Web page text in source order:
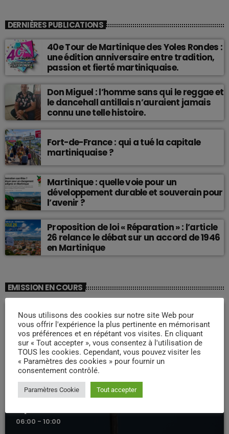
DERNIÈRES PUBLICATIONS
40e Tour de Martinique des Yoles Rondes :
une édition anniversaire entre tradition,
passion et fierté martiniquaise.
Don Miguel : l’homme sans qui le reggae et
le dancehall antillais n’auraient jamais
connu une telle histoire.
Fort-de-France : qui a tué la capitale
martiniquaise ?
Martinique : quelle voie pour un
développement durable et souverain pour
l’avenir ?
Proposition de loi « Réparation » : l’article
26 relance le débat sur un accord de 1946
en Martinique
EMISSION EN COURS
LA MATINALE
06:00 - 10:00
Nous utilisons des cookies sur notre site Web pour
vous offrir l'expérience la plus pertinente en mémorisant
vos préférences et en répétant vos visites. En cliquant
sur « Tout accepter », vous consentez à l'utilisation de
TOUS les cookies. Cependant, vous pouvez visiter les
« Paramètres des cookies » pour fournir un
consentement contrôlé.
Paramètres Cookie Tout accepter